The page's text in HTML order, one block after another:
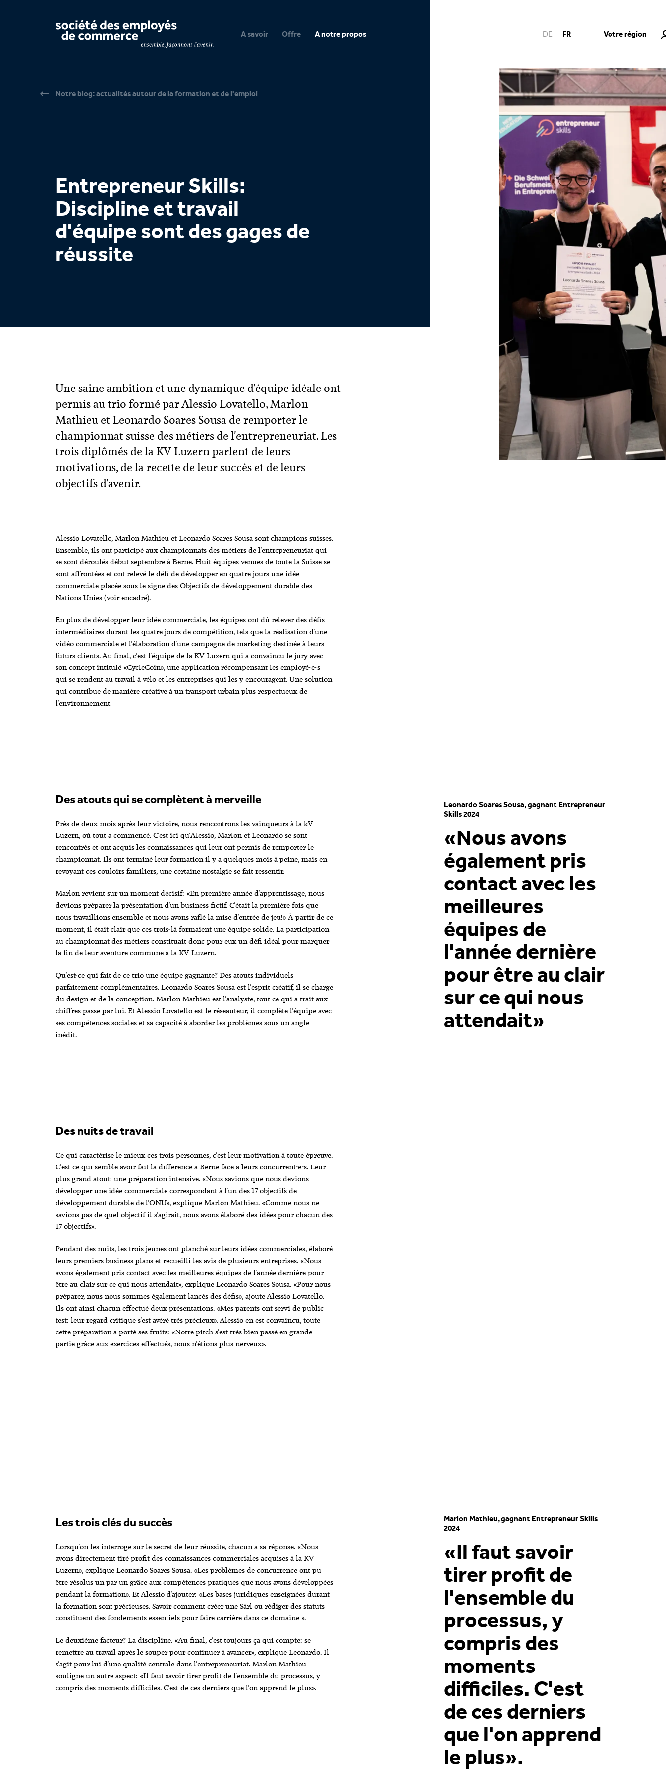
A savoir Offre A notre propos DE FR Votre région
Notre blog: actualités autour de la formation et de l'emploi
Entrepreneur Skills:
Discipline et travail
d'équipe sont des gages de
réussite
Une saine ambition et une dynamique d'équipe idéale ont
permis au trio formé par Alessio Lovatello, Marlon
Mathieu et Leonardo Soares Sousa de remporter le
championnat suisse des métiers de l'entrepreneuriat. Les
trois diplômés de la KV Luzern parlent de leurs
motivations, de la recette de leur succès et de leurs
objectifs d'avenir.
Alessio Lovatello, Marlon Mathieu et Leonardo Soares Sousa sont champions suisses.
Ensemble, ils ont participé aux championnats des métiers de l'entrepreneuriat qui
se sont déroulés début septembre à Berne. Huit équipes venues de toute la Suisse se
sont affrontées et ont relevé le défi de développer en quatre jours une idée
commerciale placée sous le signe des Objectifs de développement durable des
Nations Unies (voir encadré).
En plus de développer leur idée commerciale, les équipes ont dû relever des défis
intermédiaires durant les quatre jours de compétition, tels que la réalisation d'une
vidéo commerciale et l'élaboration d'une campagne de marketing destinée à leurs
futurs clients. Au final, c'est l'équipe de la KV Luzern qui a convaincu le jury avec
son concept intitulé «CycleCoin», une application récompensant les employé-e-s
qui se rendent au travail à vélo et les entreprises qui les y encouragent. Une solution
qui contribue de manière créative à un transport urbain plus respectueux de
l'environnement.
Des atouts qui se complètent à merveille
Près de deux mois après leur victoire, nous rencontrons les vainqueurs à la kV
Luzern, où tout a commencé. C'est ici qu'Alessio, Marlon et Leonardo se sont
rencontrés et ont acquis les connaissances qui leur ont permis de remporter le
championnat. Ils ont terminé leur formation il y a quelques mois à peine, mais en
revoyant ces couloirs familiers, une certaine nostalgie se fait ressentir.
Marlon revient sur un moment décisif: «En première année d'apprentissage, nous
devions préparer la présentation d'un business fictif. C'était la première fois que
nous travaillions ensemble et nous avons raflé la mise d'entrée de jeu!» À partir de ce
moment, il était clair que ces trois-là formaient une équipe solide. La participation
au championnat des métiers constituait donc pour eux un défi idéal pour marquer
la fin de leur aventure commune à la KV Luzern.
Qu'est-ce qui fait de ce trio une équipe gagnante? Des atouts individuels
parfaitement complémentaires. Leonardo Soares Sousa est l'esprit créatif, il se charge
du design et de la conception. Marlon Mathieu est l'analyste, tout ce qui a trait aux
chiffres passe par lui. Et Alessio Lovatello est le réseauteur, il complète l'équipe avec
ses compétences sociales et sa capacité à aborder les problèmes sous un angle
inédit.
«Nous avons
également pris
contact avec les
meilleures
équipes de
l'année dernière
pour être au clair
sur ce qui nous
attendait»
Leonardo Soares Sousa, gagnant Entrepreneur
Skills 2024
Des nuits de travail
Ce qui caractérise le mieux ces trois personnes, c'est leur motivation à toute épreuve.
C'est ce qui semble avoir fait la différence à Berne face à leurs concurrent-e-s. Leur
plus grand atout: une préparation intensive. «Nous savions que nous devions
développer une idée commerciale correspondant à l'un des 17 objectifs de
développement durable de l'ONU», explique Marlon Mathieu. «Comme nous ne
savions pas de quel objectif il s'agirait, nous avons élaboré des idées pour chacun des
17 objectifs».
Pendant des nuits, les trois jeunes ont planché sur leurs idées commerciales, élaboré
leurs premiers business plans et recueilli les avis de plusieurs entreprises. «Nous
avons également pris contact avec les meilleures équipes de l'année dernière pour
être au clair sur ce qui nous attendait», explique Leonardo Soares Sousa. «Pour nous
préparer, nous nous sommes également lancés des défis», ajoute Alessio Lovatello.
Ils ont ainsi chacun effectué deux présentations. «Mes parents ont servi de public
test: leur regard critique s'est avéré très précieux». Alessio en est convaincu, toute
cette préparation a porté ses fruits: «Notre pitch s'est très bien passé en grande
partie grâce aux exercices effectués, nous n'étions plus nerveux».
Les trois clés du succès
Lorsqu'on les interroge sur le secret de leur réussite, chacun a sa réponse. «Nous
avons directement tiré profit des connaissances commerciales acquises à la KV
Luzern», explique Leonardo Soares Sousa. «Les problèmes de concurrence ont pu
être résolus un par un grâce aux compétences pratiques que nous avons développées
pendant la formation». Et Alessio d'ajouter: «Les bases juridiques enseignées durant
la formation sont précieuses. Savoir comment créer une Sàrl ou rédiger des statuts
constituent des fondements essentiels pour faire carrière dans ce domaine ».
Le deuxième facteur? La discipline. «Au final, c'est toujours ça qui compte: se
remettre au travail après le souper pour continuer à avancer», explique Leonardo. Il
s'agit pour lui d'une qualité centrale dans l'entrepreneuriat. Marlon Mathieu
souligne un autre aspect: «Il faut savoir tirer profit de l'ensemble du processus, y
compris des moments difficiles. C'est de ces derniers que l'on apprend le plus».
«Il faut savoir
tirer profit de
l'ensemble du
processus, y
compris des
moments
difficiles. C'est
de ces derniers
que l'on apprend
le plus».
Marlon Mathieu, gagnant Entrepreneur Skills
2024